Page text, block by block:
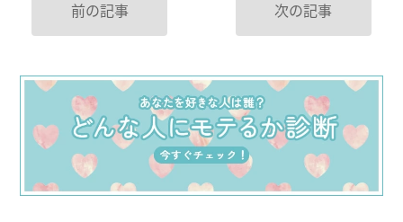
前の記事 次の記事